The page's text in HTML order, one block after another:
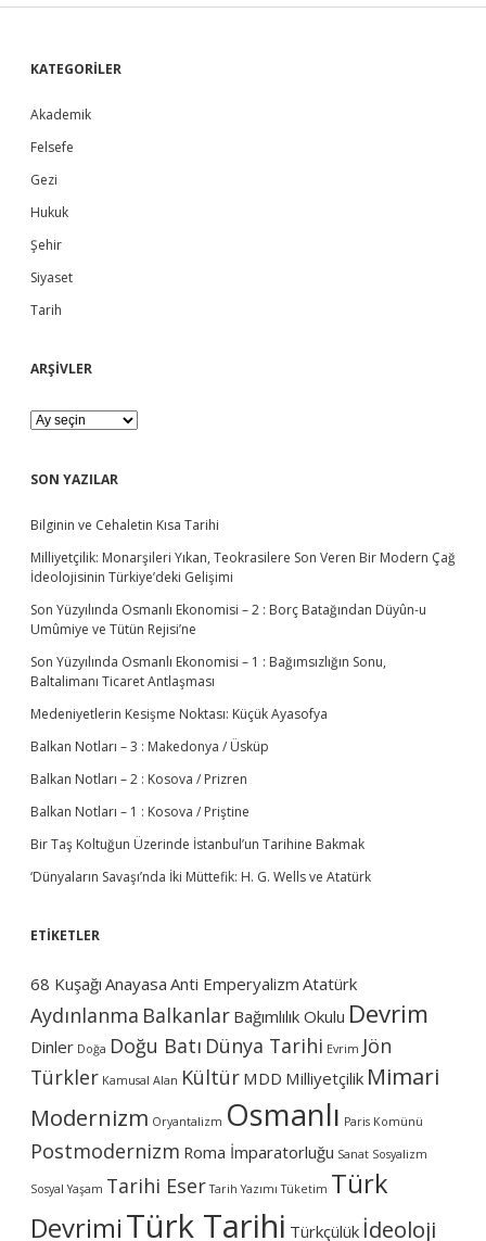
S
i
d
e
b
r
KATEGORİLER
Akademik
Felsefe
Gezi
Hukuk
Şehir
Siyaset
Tarih
ARŞİVLER
A
R
İ
E
R
SON YAZILAR
Bilginin ve Cehaletin Kısa Tarihi
Milliyetçilik: Monarşileri Yıkan, Teokrasilere Son Veren Bir Modern Çağ
İdeolojisinin Türkiye’deki Gelişimi
Son Yüzyılında Osmanlı Ekonomisi – 2 : Borç Batağından Düyûn-u
Umûmiye ve Tütün Rejisi’ne
Son Yüzyılında Osmanlı Ekonomisi – 1 : Bağımsızlığın Sonu,
Baltalimanı Ticaret Antlaşması
Medeniyetlerin Kesişme Noktası: Küçük Ayasofya
Balkan Notları – 3 : Makedonya / Üsküp
Balkan Notları – 2 : Kosova / Prizren
Balkan Notları – 1 : Kosova / Priştine
Bir Taş Koltuğun Üzerinde İstanbul’un Tarihine Bakmak
‘Dünyaların Savaşı’nda İki Müttefik: H. G. Wells ve Atatürk
ETİKETLER
68 Kuşağı Anayasa Anti Emperyalizm Atatürk
Aydınlanma Balkanlar Bağımlılık Okulu Devrim
Dinler Doğa Doğu Batı Dünya Tarihi Evrim Jön
Türkler Kamusal Alan Kültür MDD Milliyetçilik Mimari
Modernizm Oryantalizm Osmanlı Paris Komünü
Postmodernizm Roma İmparatorluğu Sanat Sosyalizm
Sosyal Yaşam Tarihi Eser Tarih Yazımı Tüketim Türk
DevrimiTürk Tarihi Türkçülük İdeoloji